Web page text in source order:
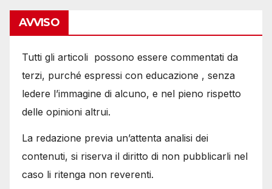
AVVISO
Tutti gli articoli possono essere commentati da
terzi, purché espressi con educazione , senza
ledere l’immagine di alcuno, e nel pieno rispetto
delle opinioni altrui.
La redazione previa un’attenta analisi dei
contenuti, si riserva il diritto di non pubblicarli nel
caso li ritenga non reverenti.